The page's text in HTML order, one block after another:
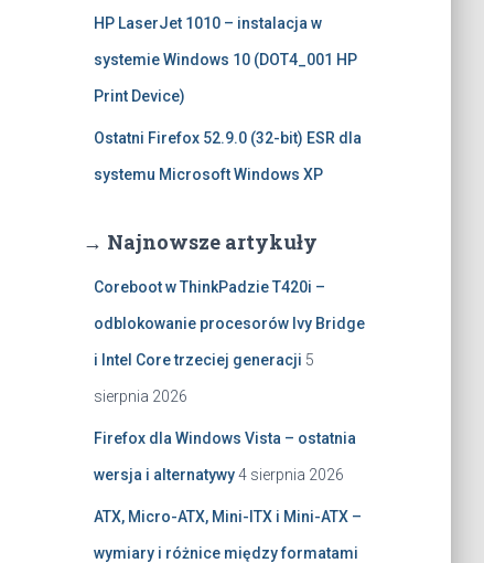
HP LaserJet 1010 – instalacja w
systemie Windows 10 (DOT4_001 HP
Print Device)
Ostatni Firefox 52.9.0 (32-bit) ESR dla
systemu Microsoft Windows XP
→ Najnowsze artykuły
Coreboot w ThinkPadzie T420i –
odblokowanie procesorów Ivy Bridge
i Intel Core trzeciej generacji 5
sierpnia 2026
Firefox dla Windows Vista – ostatnia
wersja i alternatywy 4 sierpnia 2026
ATX, Micro-ATX, Mini-ITX i Mini-ATX –
wymiary i różnice między formatami